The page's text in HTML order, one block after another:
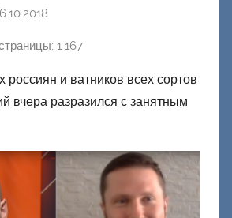
т
о
р
Ф
а
1 167
россиян и ватников всех сортов
вчера разразился с занятным